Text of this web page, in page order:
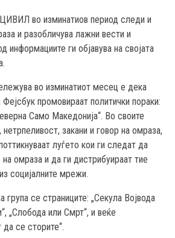
во изминатиов период следи и
и разобличува лажни вести и
информациите ги објавува на својата
во изминатиот месец е дека
промовираат политички пораки:
Само Македонија“. Во своите
закани и говор на омраза,
луѓето кои ги следат да
омраза и да ги дистрибуираат тие
социјалните мрежи.
група се страниците: „Секула Војвода
„Слобода или Смрт“, и веќе
се сторите“.